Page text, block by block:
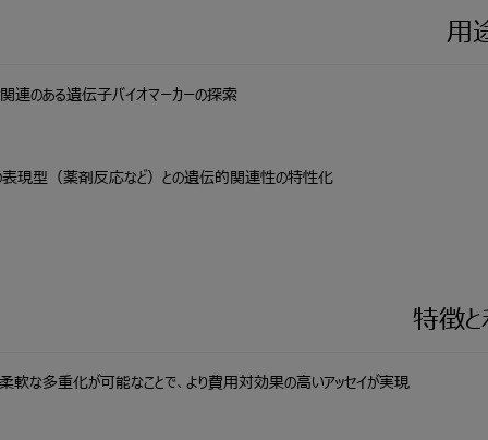
用
連のある遺伝子バイオマーカーの探索
現型（薬剤反応など）との遺伝的関連性の特性化
特徴
軟な多重化が可能なことで、より費用対効果の高いアッセイが実現